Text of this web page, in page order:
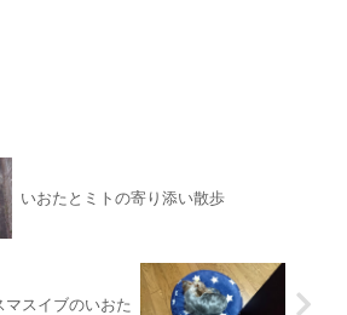
いおたとミトの寄り添い散歩
マスイブのいおた